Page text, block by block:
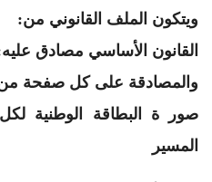
ويتكون الملف القانوني من:
القانون الأساسي مصادق
والمصادقة على كل صفحة
صور ة البطاقة الوطنية
المسير